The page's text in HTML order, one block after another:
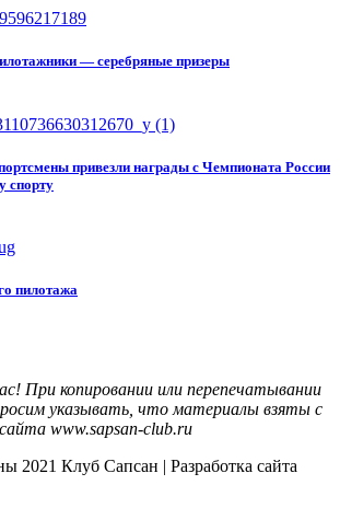
— серебряные призеры
привезли награды с Чемпионата России
спорту
пилотажа
При копировании или перепечатывании
указывать, что материалы взяты с
сайта www.sapsan-club.ru
2021 Клуб Сапсан | Разработка сайта